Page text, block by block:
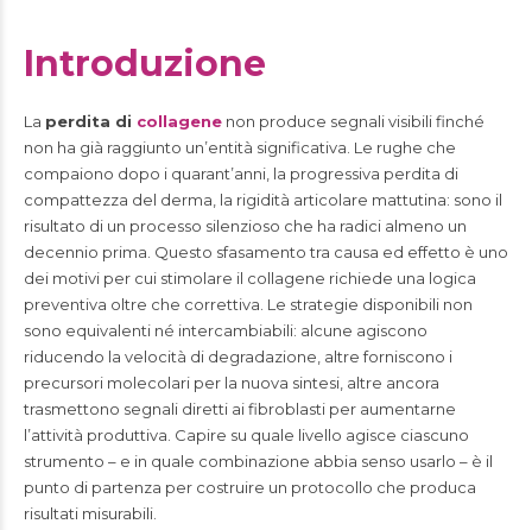
Introduzione
La perdita di collagene non produce segnali visibili finché
non ha già raggiunto un’entità significativa. Le rughe che
compaiono dopo i quarant’anni, la progressiva perdita di
compattezza del derma, la rigidità articolare mattutina: sono il
risultato di un processo silenzioso che ha radici almeno un
decennio prima. Questo sfasamento tra causa ed effetto è uno
dei motivi per cui stimolare il collagene richiede una logica
preventiva oltre che correttiva. Le strategie disponibili non
sono equivalenti né intercambiabili: alcune agiscono
riducendo la velocità di degradazione, altre forniscono i
precursori molecolari per la nuova sintesi, altre ancora
trasmettono segnali diretti ai fibroblasti per aumentarne
l’attività produttiva. Capire su quale livello agisce ciascuno
strumento – e in quale combinazione abbia senso usarlo – è il
punto di partenza per costruire un protocollo che produca
risultati misurabili.